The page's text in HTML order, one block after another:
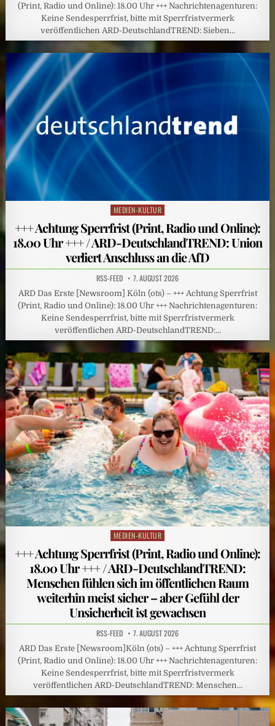
(Print, Radio und Online): 18.00 Uhr +++ Nachrichtenagenturen:
Keine Sendesperrfrist, bitte mit Sperrfristvermerk
veröffentlichen ARD-DeutschlandTREND: Sieben…
Posted
in
MEDIEN-KULTUR
+++ Achtung Sperrfrist (Print, Radio und Online):
18.00 Uhr +++ / ARD-DeutschlandTREND: Union
verliert Anschluss an die AfD
RSS-FEED 7. AUGUST 2026
ARD Das Erste [Newsroom] Köln (ots) – +++ Achtung Sperrfrist
(Print, Radio und Online): 18.00 Uhr +++ Nachrichtenagenturen:
Keine Sendesperrfrist, bitte mit Sperrfristvermerk
veröffentlichen ARD-DeutschlandTREND:…
Posted
in
MEDIEN-KULTUR
+++ Achtung Sperrfrist (Print, Radio und Online):
18.00 Uhr +++ / ARD-DeutschlandTREND:
Menschen fühlen sich im öffentlichen Raum
weiterhin meist sicher – aber Gefühl der
Unsicherheit ist gewachsen
RSS-FEED 7. AUGUST 2026
ARD Das Erste [Newsroom]Köln (ots) – +++ Achtung Sperrfrist
(Print, Radio und Online): 18.00 Uhr +++ Nachrichtenagenturen:
Keine Sendesperrfrist, bitte mit Sperrfristvermerk
veröffentlichen ARD-DeutschlandTREND: Menschen…